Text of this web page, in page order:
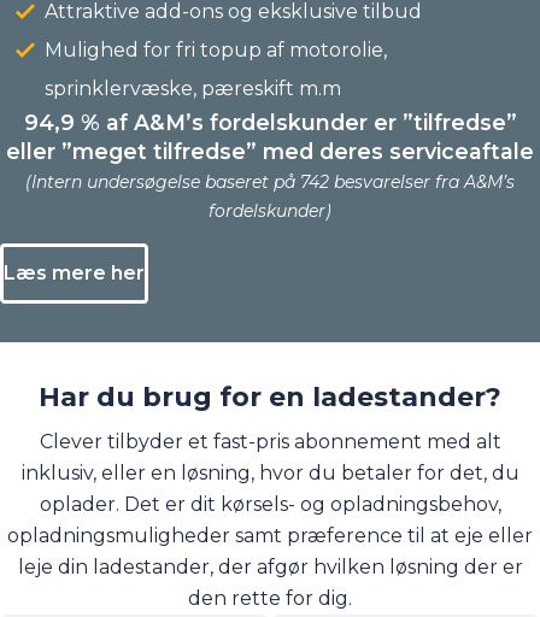
Attraktive add-ons og eksklusive tilbud
Mulighed for fri topup af motorolie,
sprinklervæske, pæreskift m.m
94,9 % af A&M’s fordelskunder er ”tilfredse”
eller ”meget tilfredse” med deres serviceaftale
(Intern undersøgelse baseret på 742 besvarelser fra A&M’s
fordelskunder)
Læs mere her
Har du brug for en ladestander?
Clever tilbyder et fast-pris abonnement med alt
inklusiv, eller en løsning, hvor du betaler for det, du
oplader. Det er dit kørsels- og opladningsbehov,
opladningsmuligheder samt præference til at eje eller
leje din ladestander, der afgør hvilken løsning der er
den rette for dig.